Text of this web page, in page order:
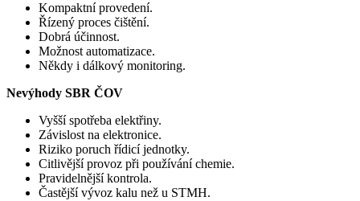
Kompaktní provedení.
Řízený proces čištění.
Dobrá účinnost.
Možnost automatizace.
Někdy i dálkový monitoring.
Nevýhody SBR ČOV
Vyšší spotřeba elektřiny.
Závislost na elektronice.
Riziko poruch řídicí jednotky.
Citlivější provoz při používání chemie.
Pravidelnější kontrola.
Častější vývoz kalu než u STMH.